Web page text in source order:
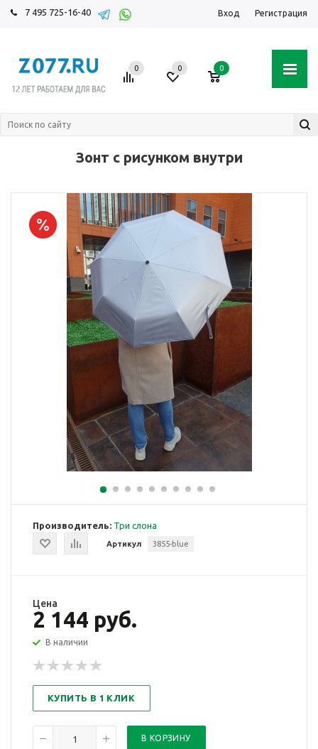
7 495 725-16-40 Вход Регистрация
0 0 0
Зонт c рисунком внутри
Производитель: Три слона
Артикул 3855-blue
Цена
2 144 руб.
В наличии
КУПИТЬ В 1 КЛИК